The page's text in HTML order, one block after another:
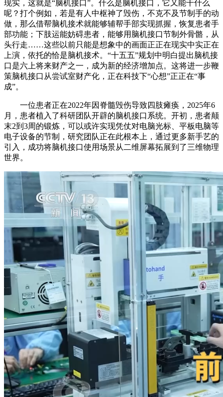
现实，这就是“脑机接口”。什么是脑机接口，它又能干什么
呢？打个例如，若是有人中枢神了毁伤，不克不及节制手的动
做，那么借帮脑机接术就能够辅帮手部实现抓握，恢复患者手
部功能；下肢运能妨碍患者，能够用脑机接口节制外骨骼，从
头行走……这些以前只能是想象中的画面正正在现实中实正在
上演，依托的恰是脑机接术。“十五五”规划中明白提出脑机接
口是六上将来财产之一，成为新的经济增加点。这将进一步鞭
策脑机接口从尝试室财产化，正在科技下“心想”正正在“事
成”。
一位患者正在2022年因脊髓毁伤导致四肢瘫痪，2025年6
月，患者植入了科研团队开辟的脑机接口系统。开初，患者颠
末2到3周的锻炼，可以或许实现凭仗对电脑光标、平板电脑等
电子设备的节制，研究团队正在此根本上，通过更多新手艺的
引入，成功将脑机接口使用场景从二维屏幕拓展到了三维物理
世界。